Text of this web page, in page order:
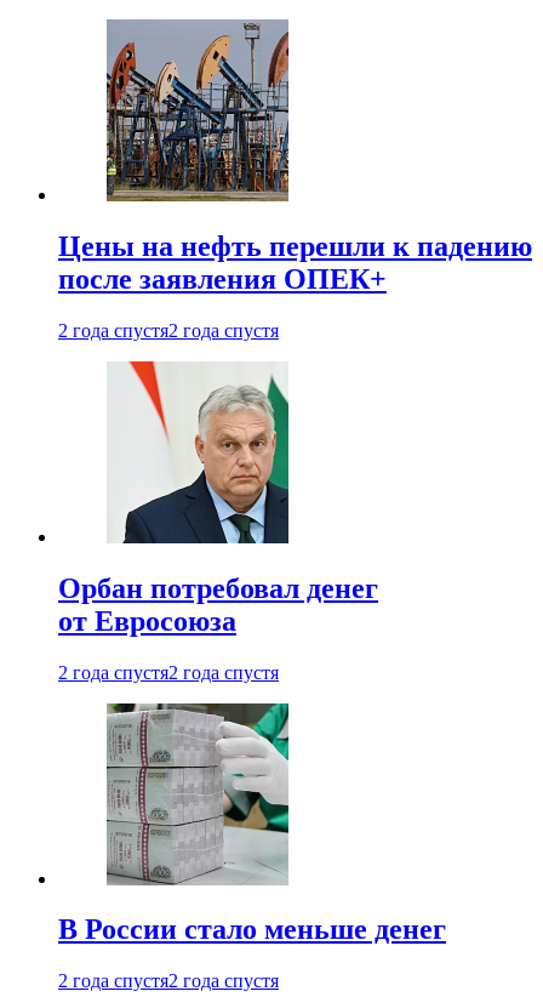
Цены на нефть перешли к падению
после заявления ОПЕК+
2 года спустя2 года спустя
Орбан потребовал денег
от Евросоюза
2 года спустя2 года спустя
В России стало меньше денег
2 года спустя2 года спустя